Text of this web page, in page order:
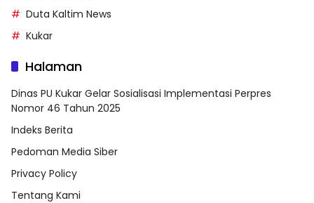
Duta Kaltim News
Kukar
Halaman
Dinas PU Kukar Gelar Sosialisasi Implementasi Perpres
Nomor 46 Tahun 2025
Indeks Berita
Pedoman Media Siber
Privacy Policy
Tentang Kami